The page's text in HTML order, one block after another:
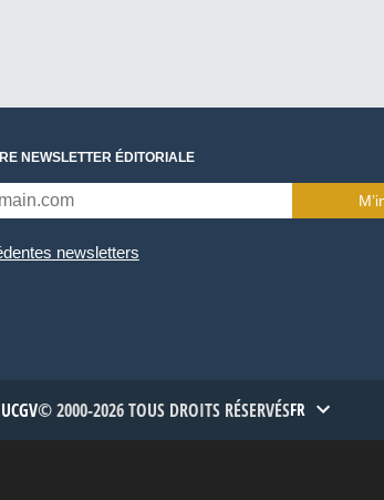
NEWSLETTER ÉDITORIALE
newsletters
CGV© 2000-2026 TOUS DROITS RÉSERVÉSFR